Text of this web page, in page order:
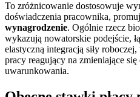
To zróżnicowanie dostosowuje
doświadczenia pracownika,
wynagrodzenie. Ogólnie rzecz
wykazują nowatorskie podejście,
elastyczną integracją siły
pracy reagujący na zmieniające
uwarunkowania.